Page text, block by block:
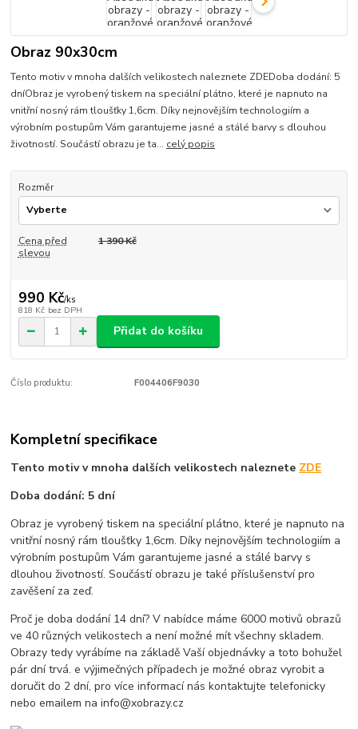
Obraz 90x30cm
Tento motiv v mnoha dalších velikostech naleznete ZDEDoba dodání: 5
dníObraz je vyrobený tiskem na speciální plátno, které je napnuto na
vnitřní nosný rám tloušťky 1,6cm. Díky nejnovějším technologiím a
výrobním postupům Vám garantujeme jasné a stálé barvy s dlouhou
životností. Součástí obrazu je ta... celý popis
Rozměr
Cena před
slevou
1 390 Kč
990 Kč/ks
818 Kč bez DPH
Přidat do košíku
Číslo produktu: F004406F9030
Kompletní specifikace
Tento motiv v mnoha dalších velikostech naleznete ZDE
Doba dodání: 5 dní
Obraz je vyrobený tiskem na speciální plátno, které je napnuto na
vnitřní nosný rám tloušťky 1,6cm. Díky nejnovějším technologiím a
výrobním postupům Vám garantujeme jasné a stálé barvy s
dlouhou životností. Součástí obrazu je také příslušenství pro
zavěšení za zeď.
Proč je doba dodání 14 dní? V nabídce máme 6000 motivů obrazů
ve 40 různých velikostech a není možné mít všechny skladem.
Obrazy tedy vyrábíme na základě Vaší objednávky a toto bohužel
pár dní trvá. e výjimečných případech je možné obraz vyrobit a
doručit do 2 dní, pro více informací nás kontaktujte telefonicky
nebo emailem na info@xobrazy.cz